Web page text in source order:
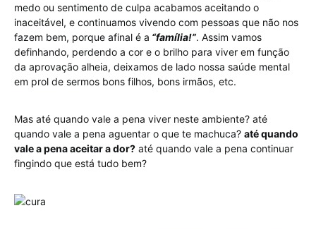
medo ou sentimento de culpa acabamos aceitando o
inaceitável, e continuamos vivendo com pessoas que não nos
fazem bem, porque afinal é a “família!”. Assim vamos
definhando, perdendo a cor e o brilho para viver em função
da aprovação alheia, deixamos de lado nossa saúde mental
em prol de sermos bons filhos, bons irmãos, etc.
Mas até quando vale a pena viver neste ambiente? até
quando vale a pena aguentar o que te machuca? até quando
vale a pena aceitar a dor? até quando vale a pena continuar
fingindo que está tudo bem?